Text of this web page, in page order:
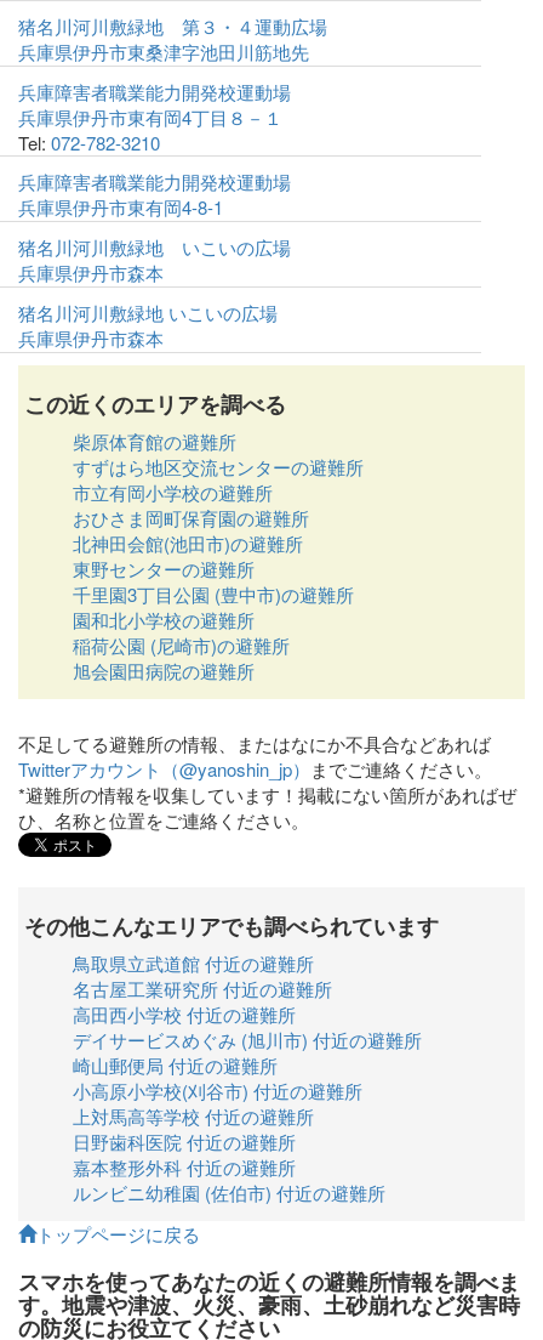
猪名川河川敷緑地 第３・４運動広場
兵庫県伊丹市東桑津字池田川筋地先
兵庫障害者職業能力開発校運動場
兵庫県伊丹市東有岡4丁目８－１
Tel: 072-782-3210
兵庫障害者職業能力開発校運動場
兵庫県伊丹市東有岡4-8-1
猪名川河川敷緑地 いこいの広場
兵庫県伊丹市森本
猪名川河川敷緑地 いこいの広場
兵庫県伊丹市森本
この近くのエリアを調べる
柴原体育館の避難所
すずはら地区交流センターの避難所
市立有岡小学校の避難所
おひさま岡町保育園の避難所
北神田会館(池田市)の避難所
東野センターの避難所
千里園3丁目公園 (豊中市)の避難所
園和北小学校の避難所
稲荷公園 (尼崎市)の避難所
旭会園田病院の避難所
不足してる避難所の情報、またはなにか不具合などあれば
Twitterアカウント（@yanoshin_jp） までご連絡ください。
*避難所の情報を収集しています！掲載にない箇所があればぜ
ひ、名称と位置をご連絡ください。
その他こんなエリアでも調べられています
鳥取県立武道館 付近の避難所
名古屋工業研究所 付近の避難所
高田西小学校 付近の避難所
デイサービスめぐみ (旭川市) 付近の避難所
崎山郵便局 付近の避難所
小高原小学校(刈谷市) 付近の避難所
上対馬高等学校 付近の避難所
日野歯科医院 付近の避難所
嘉本整形外科 付近の避難所
ルンビニ幼稚園 (佐伯市) 付近の避難所
トップページに戻る
スマホを使ってあなたの近くの避難所情報を調べま
す。地震や津波、火災、豪雨、土砂崩れなど災害時
の防災にお役立てください